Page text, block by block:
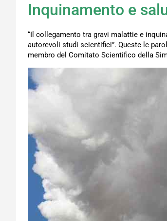
Inquinamento e
“Il collegamento tra gravi malattie e
autorevoli studi scientifici”. Queste le
membro del Comitato Scientifico della